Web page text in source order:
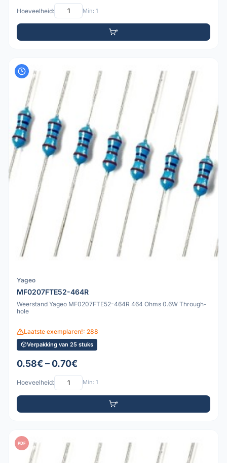
Hoeveelheid: Min: 1
Yageo
MF0207FTE52-464R
Weerstand Yageo MF0207FTE52-464R 464 Ohms 0.6W Through-
hole
Laatste exemplaren!: 288
Verpakking van 25 stuks
0.58€ – 0.70€
Hoeveelheid: Min: 1
PDF